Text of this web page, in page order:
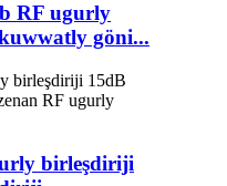
RF ugurly
göni...
birleşdiriji